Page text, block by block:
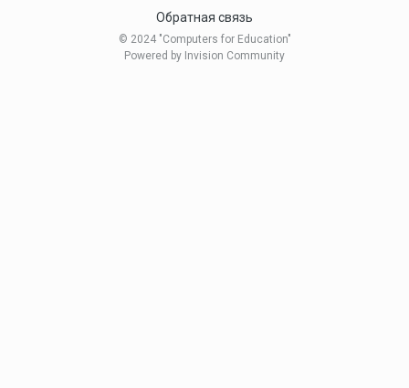
Обратная связь
© 2024 "Computers for Education"
Powered by Invision Community